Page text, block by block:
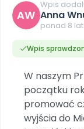
Pomoce
Plany
Praca
Ebooki
Szkolenia w
Spotkania
POLECAMY
E-wydania
INNE
Ebooki
Nasze
Strona
Gotowa w
Pakiet bliżej
Dookoła
Poznajemy
Patronat
Literkowo
Nauka liter i
Wygrywaj
SOCIAL MEDIA
Aktualności
Zobacz
TikTok
Zobacz nas
AW
Wpis
Anna
ponad 8
Wpis
W naszym
początku
promować
wyjścia do